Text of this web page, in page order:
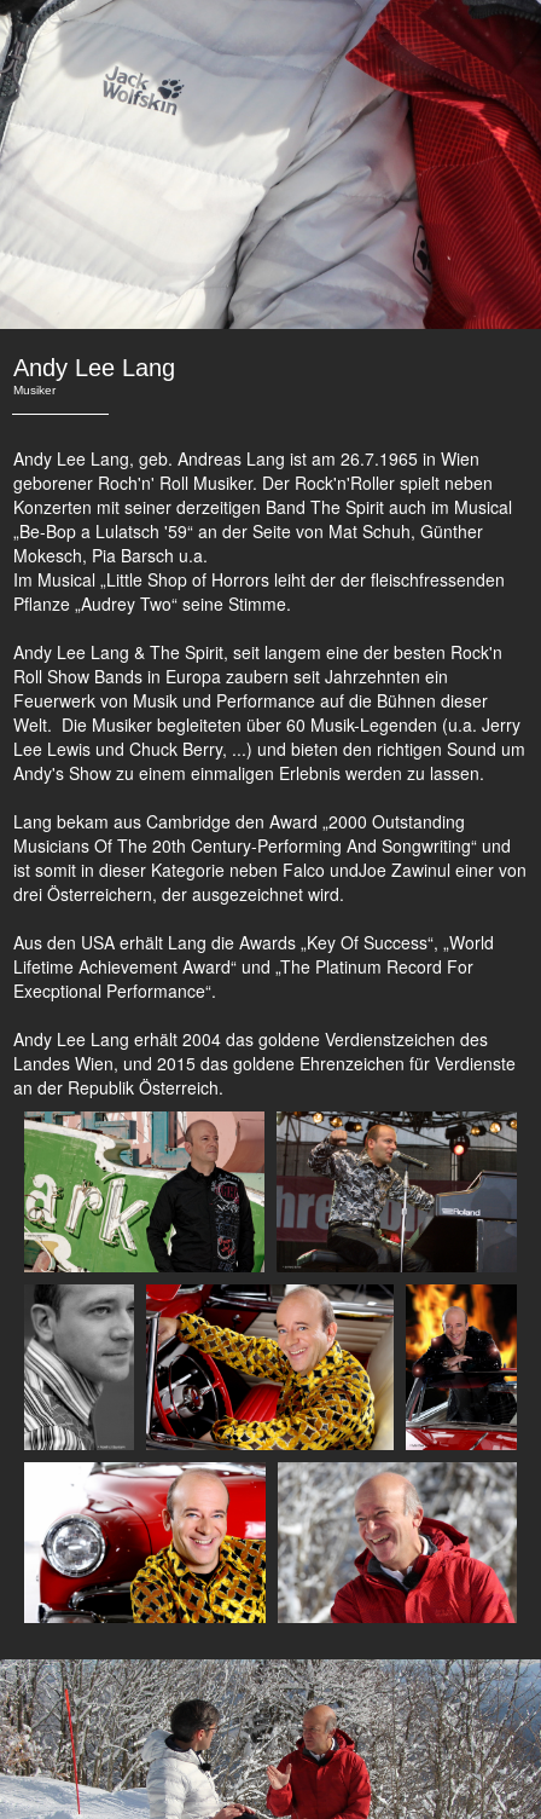
Andy Lee Lang
Musiker
Andy Lee Lang, geb. Andreas Lang ist am 26.7.1965 in Wien
geborener Roch'n' Roll Musiker. Der Rock'n'Roller spielt neben
Konzerten mit seiner derzeitigen Band The Spirit auch im Musical
„Be-Bop a Lulatsch '59“ an der Seite von Mat Schuh, Günther
Mokesch, Pia Barsch u.a.
Im Musical „Little Shop of Horrors leiht der der fleischfressenden
Pflanze „Audrey Two“ seine Stimme.
Andy Lee Lang & The Spirit, seit langem eine der besten Rock'n
Roll Show Bands in Europa zaubern seit Jahrzehnten ein
Feuerwerk von Musik und Performance auf die Bühnen dieser
Welt. Die Musiker begleiteten über 60 Musik-Legenden (u.a. Jerry
Lee Lewis und Chuck Berry, ...) und bieten den richtigen Sound um
Andy's Show zu einem einmaligen Erlebnis werden zu lassen.
Lang bekam aus Cambridge den Award „2000 Outstanding
Musicians Of The 20th Century-Performing And Songwriting“ und
ist somit in dieser Kategorie neben Falco undJoe Zawinul einer von
drei Österreichern, der ausgezeichnet wird.
Aus den USA erhält Lang die Awards „Key Of Success“, „World
Lifetime Achievement Award“ und „The Platinum Record For
Execptional Performance“.
Andy Lee Lang erhält 2004 das goldene Verdienstzeichen des
Landes Wien, und 2015 das goldene Ehrenzeichen für Verdienste
an der Republik Österreich.